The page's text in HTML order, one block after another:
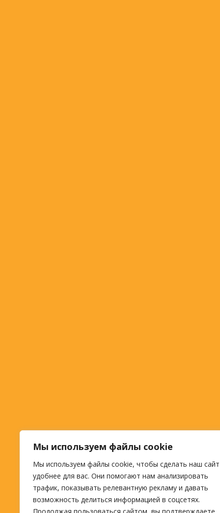
Мы используем файлы cookie
Мы используем файлы cookie, чтобы сделать наш сайт
удобнее для вас. Они помогают нам анализировать
трафик, показывать релевантную рекламу и давать
возможность делиться информацией в соцсетях.